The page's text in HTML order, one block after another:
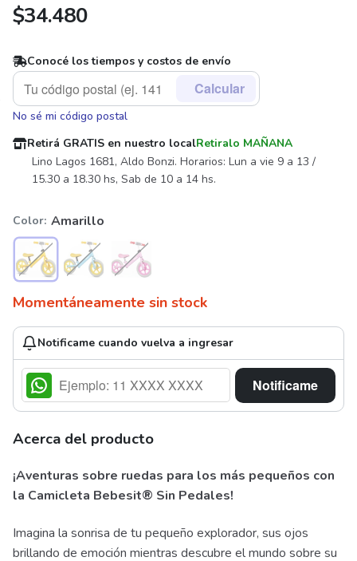
$34.480
Conocé los tiempos y costos de envío
Calcular
No sé mi código postal
Retirá GRATIS en nuestro localRetiralo MAÑANA
Lino Lagos 1681, Aldo Bonzi. Horarios: Lun a vie 9 a 13 /
15.30 a 18.30 hs, Sab de 10 a 14 hs.
Color Amarillo
Momentáneamente sin stock
Notificame cuando vuelva a ingresar
Notificame
Acerca del producto
¡Aventuras sobre ruedas para los más pequeños con
la Camicleta Bebesit® Sin Pedales!
Imagina la sonrisa de tu pequeño explorador, sus ojos
brillando de emoción mientras descubre el mundo sobre su